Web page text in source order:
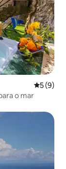
5 de
5 (9)
o mar